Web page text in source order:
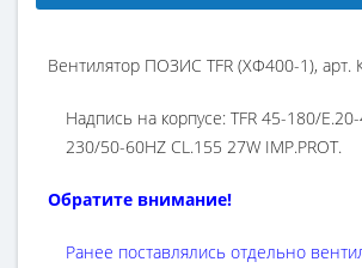
Вентилятор ПОЗИС TFR (ХФ400-1), арт.
Надпись на корпусе: TFR 45-180/E.20-
230/50-60HZ CL.155 27W IMP.PROT.
Обратите внимание!
Ранее поставлялись отдельно